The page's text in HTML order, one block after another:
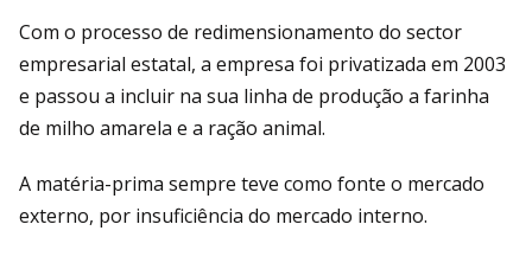
Com o processo de redimensionamento do sector
empresarial estatal, a empresa foi privatizada em 2003
e passou a incluir na sua linha de produção a farinha
de milho amarela e a ração animal.
A matéria-prima sempre teve como fonte o mercado
externo, por insuficiência do mercado interno.